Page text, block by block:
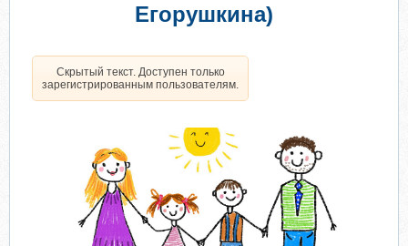
Егорушкина)
Скрытый текст. Доступен только
зарегистрированным пользователям.